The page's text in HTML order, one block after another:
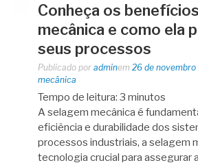
Conheça os
mecânica e como ela
seus processos
Publicado por adminem 26 de
mecânica
Tempo de leitura: 3 minutos
A selagem mecânica é
eficiência e durabilidade dos
processos industriais, a selagem
tecnologia crucial para assegurar